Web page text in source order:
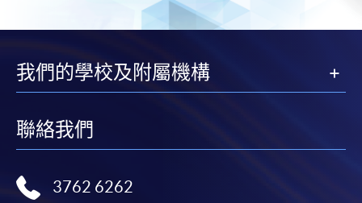
我們的學校及附屬機構
聯絡我們
3762 6262